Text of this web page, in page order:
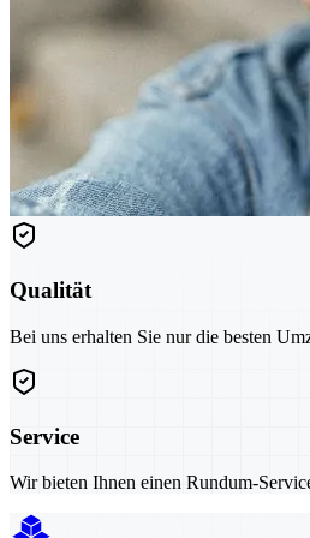
Qualität
Bei uns erhalten Sie nur die besten
Service
Wir bieten Ihnen einen Rundum-